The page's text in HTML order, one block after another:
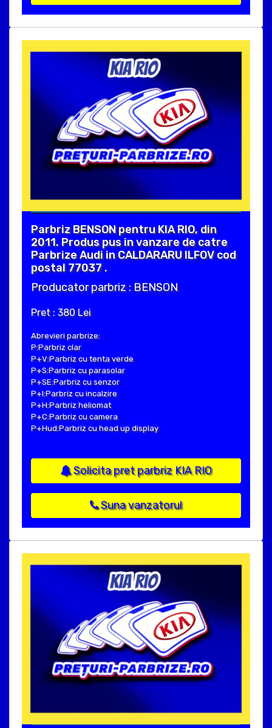
Parbriz BENSON pentru KIA RIO, din
2011. Produs pus in vanzare de catre
Parbrize Audi in CALDARARU ILFOV cod
postal 77037 .
Producator parbriz : BENSON
Pret : 380 Lei
Abrevieri parbrize:
P:Parbriz clar
P+V:Parbriz cu tenta verde
P+S:Parbriz cu parasolar
P+SE:Parbriz cu senzor
P+I:Parbriz cu incalzire
P+H:Parbriz heliomat
P+C:Parbriz cu camera
P+Hud:Parbriz cu head up display
Solicita pret parbriz KIA RIO
Suna vanzatorul